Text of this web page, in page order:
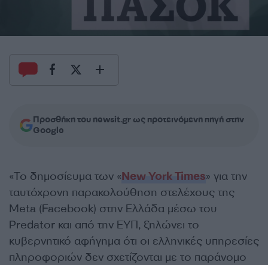
Προσθήκη του newsit.gr ως προτεινόμενη πηγή στην
Google
«Το δημοσίευμα των «New York Times» για την
ταυτόχρονη παρακολούθηση στελέχους της
Meta (Facebook) στην Ελλάδα μέσω του
Predator και από την ΕΥΠ, ξηλώνει το
κυβερνητικό αφήγημα ότι οι ελληνικές υπηρεσίες
πληροφοριών δεν σχετίζονται με το παράνομο